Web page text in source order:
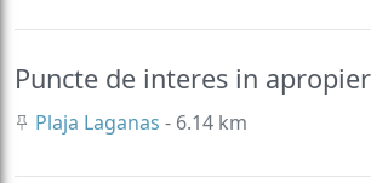
Puncte de interes in
Plaja Laganas - 6.14 km